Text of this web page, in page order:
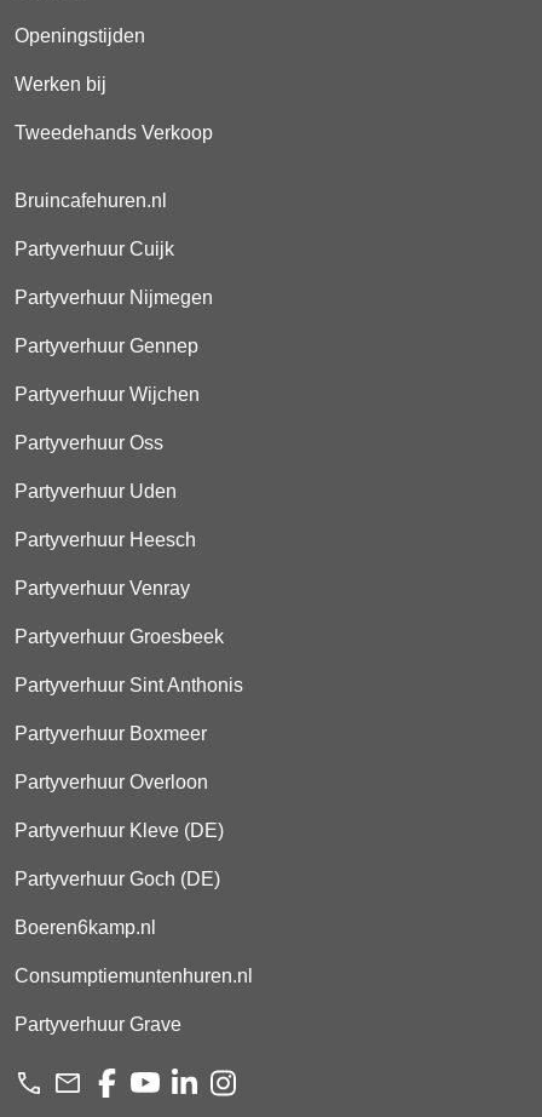
Openingstijden
Werken bij
Tweedehands Verkoop
Bruincafehuren.nl
Partyverhuur Cuijk
Partyverhuur Nijmegen
Partyverhuur Gennep
Partyverhuur Wijchen
Partyverhuur Oss
Partyverhuur Uden
Partyverhuur Heesch
Partyverhuur Venray
Partyverhuur Groesbeek
Partyverhuur Sint Anthonis
Partyverhuur Boxmeer
Partyverhuur Overloon
Partyverhuur Kleve (DE)
Partyverhuur Goch (DE)
Boeren6kamp.nl
Consumptiemuntenhuren.nl
Partyverhuur Grave